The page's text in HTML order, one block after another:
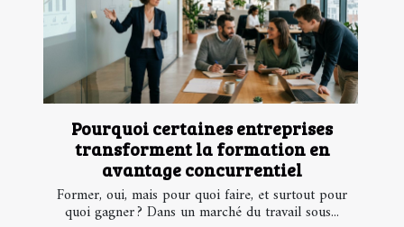
Pourquoi certaines entreprises
transforment la formation en
avantage concurrentiel
Former, oui, mais pour quoi faire, et surtout pour
quoi gagner ? Dans un marché du travail sous...